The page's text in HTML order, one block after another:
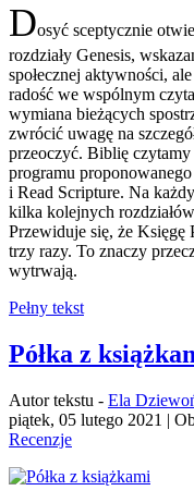
Dosyć sceptycznie
rozdziały Genesis,
społecznej aktywności,
radość we wspólnym
wymiana bieżących
zwrócić uwagę na
przeoczyć. Biblię
programu
i Read Scripture. Na
kilka kolejnych
Przewiduje się, że Księgę
trzy razy. To znaczy
wytrwają.
Pełny tekst
Półka z
Autor tekstu - Ela
piątek, 05 lutego 2021 |
Recenzje